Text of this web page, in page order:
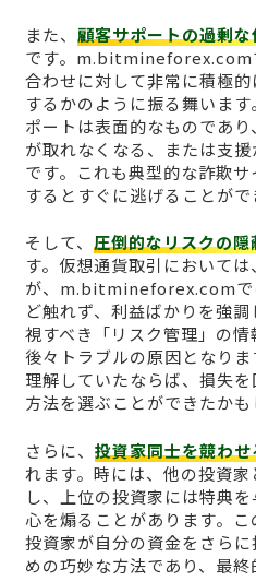
また、 顧客サポートの過剰な
です。m.bitmineforex.com
合わせに対して非常に積極
するかのように振る舞いま
ポートは表面的なものであ
が取れなくなる、または支
です。これも典型的な詐欺
するとすぐに逃げることがで
そして、 圧倒的なリスクの隠
す。仮想通貨取引において
が、m.bitmineforex.comで
ど触れず、利益ばかりを強
視すべき「リスク管理」の
後々トラブルの原因となり
理解していたならば、損失
方法を選ぶことができたかも
さらに、 投資家同士を競わ
れます。時には、他の投資
し、上位の投資家には特典
心を煽ることがあります。こ
投資家が自分の資金をさら
めの巧妙な方法であり、最